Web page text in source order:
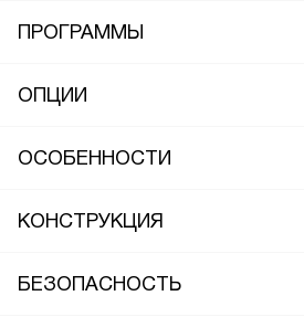
ПРОГРАММЫ
ОПЦИИ
ОСОБЕННОСТИ
КОНСТРУКЦИЯ
БЕЗОПАСНОСТЬ